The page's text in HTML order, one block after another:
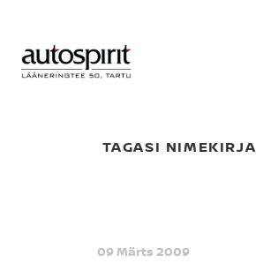
TAGASI NIMEKIRJA
09 Märts 2009